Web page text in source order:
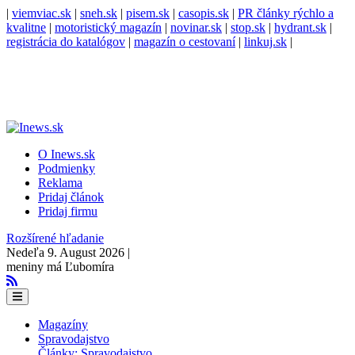
| viemviac.sk | sneh.sk | pisem.sk | casopis.sk | PR články rýchlo a
kvalitne | motoristický magazín | novinar.sk | stop.sk | hydrant.sk |
registrácia do katalógov | magazín o cestovaní| linkuj.sk |
O Inews.sk
Podmienky
Reklama
Pridaj článok
Pridaj firmu
Rozšírené hľadanie
Nedeľa 9. August 2026 |
meniny má Ľubomíra
Magazíny
Spravodajstvo